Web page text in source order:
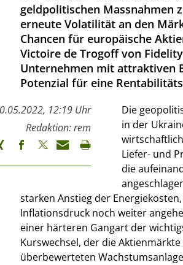
geldpolitischen Massnahmen
erneute Volatilität an den
Chancen für europäische
Victoire de Trogoff von
Unternehmen mit attraktiven
Potenzial für eine
12:19 Uhr
Redaktion: rem
Die
in der
Liefer- und
die
starken Anstieg der
Inflationsdruck noch weiter
einer härteren Gangart der
Kurswechsel, der die
überbewerteten